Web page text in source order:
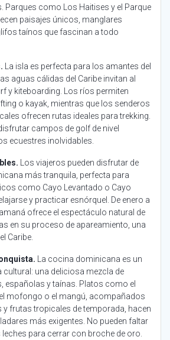
Parques como Los Haitises y el Parque
paisajes únicos, manglares
taínos que fascinan a todo
La isla es perfecta para los amantes del
aguas cálidas del Caribe invitan al
y kiteboarding. Los ríos permiten
o kayak, mientras que los senderos
ofrecen rutas ideales para trekking.
campos de golf de nivel
ecuestres inolvidables.
Los viajeros pueden disfrutar de
más tranquila, perfecta para
como Cayo Levantado o Cayo
y practicar esnórquel. De enero a
ofrece el espectáculo natural de
en su proceso de apareamiento, una
Caribe.
La cocina dominicana es un
cultural: una deliciosa mezcla de
españolas y taínas. Platos como el
mofongo o el mangú, acompañados
frutas tropicales de temporada, hacen
más exigentes. No pueden faltar
para cerrar con broche de oro.